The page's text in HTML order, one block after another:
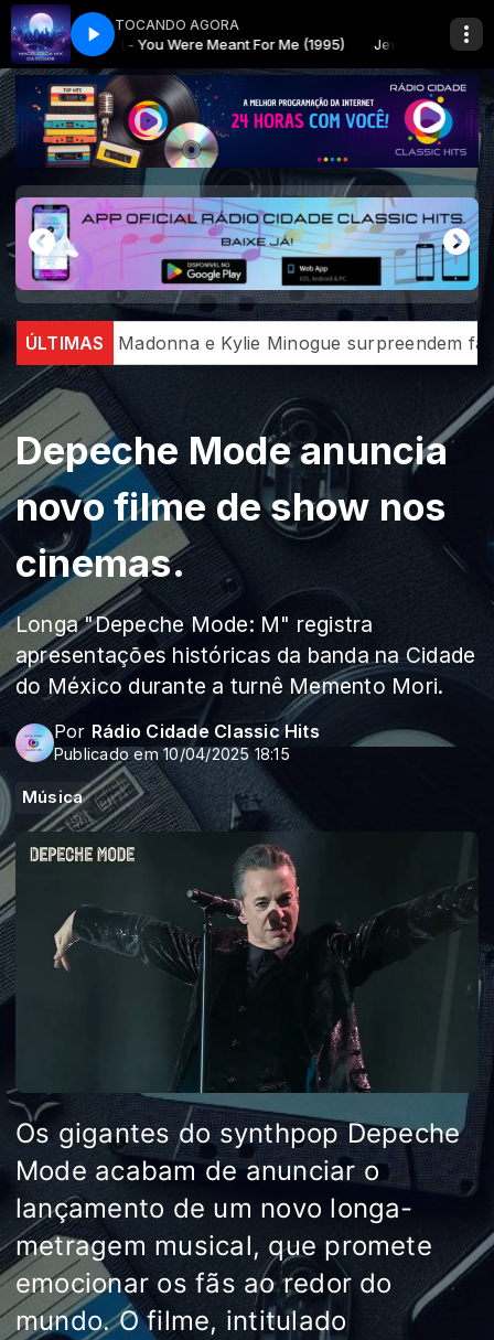
Mix da Cidade Madrugada Mix da Cidade
TOCANDO AGORA
- You Were Meant For Me (1995) Jewel - You Were Meant For
ÚLTIMAS
e Kylie Minogue surpreendem fãs com encontro
Depeche Mode anuncia
novo filme de show nos
cinemas.
Longa "Depeche Mode: M" registra
apresentações históricas da banda na Cidade
do México durante a turnê Memento Mori.
Por Rádio Cidade Classic Hits
Publicado em 10/04/2025 18:15
Música
Os gigantes do synthpop Depeche
Mode acabam de anunciar o
lançamento de um novo longa-
metragem musical, que promete
emocionar os fãs ao redor do
mundo. O filme, intitulado